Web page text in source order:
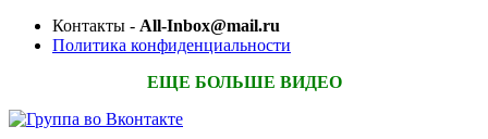
Контакты - All-Inbox@mail.ru
Политика конфиденциальности
ЕЩЕ БОЛЬШЕ ВИДЕО